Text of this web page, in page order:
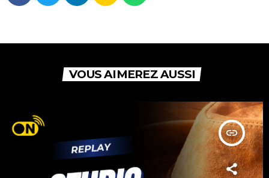
VOUS AIMEREZ AUSSI
insert_link